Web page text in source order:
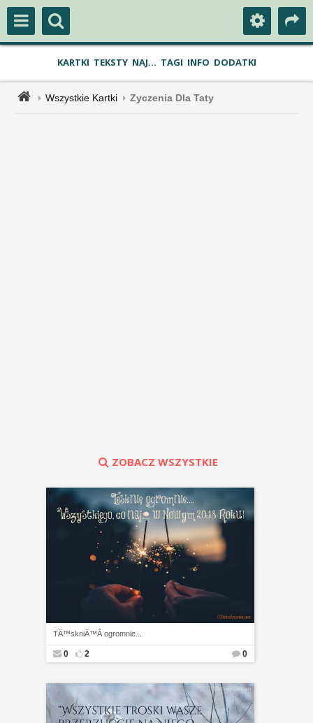
KARTKI TEKSTY NAJ... TAGI INFO DODATKI
Wszystkie Kartki Zyczenia Dla Taty
ZOBACZ WSZYSTKIE
TÄ™skniÄ™Â ogromnie...
0 2 0